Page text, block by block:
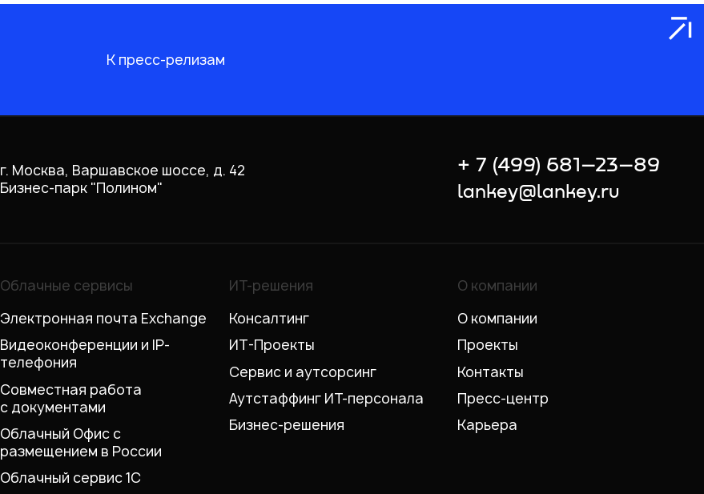
К пресс-релизам
г. Москва, Варшавское шоссе, д. 42
Бизнес-парк "Полином"
+ 7 (499) 681–23–89
lankey@lankey.ru
Облачные сервисы
Электронная почта Exchange
Видеоконференции и IP-
телефония
Совместная работа
с документами
Облачный Офис с
размещением в России
Облачный сервис 1С
ИТ-решения
Консалтинг
ИТ-Проекты
Сервис и аутсорсинг
Аутстаффинг ИТ-персонала
Бизнес-решения
О компании
О компании
Проекты
Контакты
Пресс-центр
Карьера